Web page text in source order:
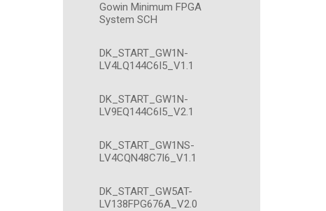
Gowin Minimum FPGA
System SCH
DK_START_GW1N-
LV4LQ144C6I5_V1.1
DK_START_GW1N-
LV9EQ144C6I5_V2.1
DK_START_GW1NS-
LV4CQN48C7I6_V1.1
DK_START_GW5AT-
LV138FPG676A_V2.0